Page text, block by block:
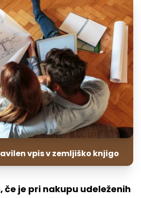
vpis v zemljiško knjigo
če je pri nakupu udeleženih